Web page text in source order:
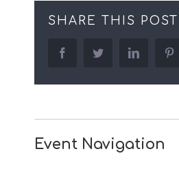
SHARE THIS POST
facebooktwitter linkedin
Event Navigation